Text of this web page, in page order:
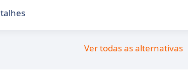
Ver todas as alternativas